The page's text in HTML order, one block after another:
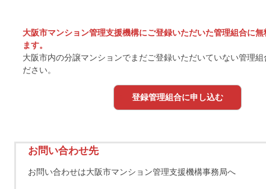
大阪市マンション管理支援機構にご登録いただいた管理組合に
ます。
大阪市内の分譲マンションでまだご登録いただいていない管理
ださい。
登録管理組合に申し込む
お問い合わせ先
お問い合わせは大阪市マンション管理支援機構事務局へ